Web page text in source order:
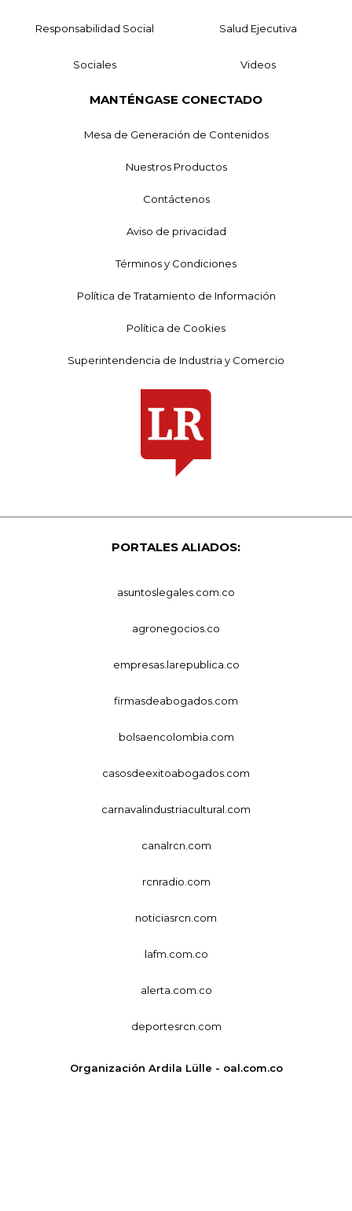
Responsabilidad Social Salud Ejecutiva
Sociales Videos
MANTÉNGASE CONECTADO
Mesa de Generación de Contenidos
Nuestros Productos
Contáctenos
Aviso de privacidad
Términos y Condiciones
Política de Tratamiento de Información
Política de Cookies
Superintendencia de Industria y Comercio
PORTALES ALIADOS:
asuntoslegales.com.co
agronegocios.co
empresas.larepublica.co
firmasdeabogados.com
bolsaencolombia.com
casosdeexitoabogados.com
carnavalindustriacultural.com
canalrcn.com
rcnradio.com
noticiasrcn.com
lafm.com.co
alerta.com.co
deportesrcn.com
Organización Ardila Lülle - oal.com.co